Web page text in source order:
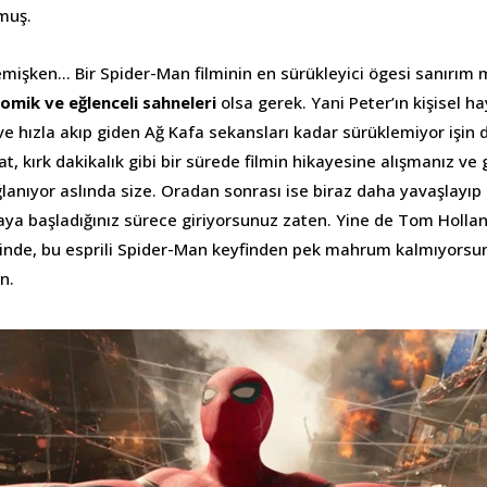
Bir Spider-Man filminin en sürükleyici ögesi sanırım
ve eğlenceli sahneleri olsa gerek. Yani Peter’ın kişisel
hızla akıp giden Ağ Kafa sekansları kadar sürüklemiyor işin
kırk dakikalık gibi bir sürede filmin hikayesine alışmanız ve
aslında size. Oradan sonrası ise biraz daha yavaşlayıp
başladığınız sürece giriyorsunuz zaten. Yine de Tom
bu esprili Spider-Man keyfinden pek mahrum